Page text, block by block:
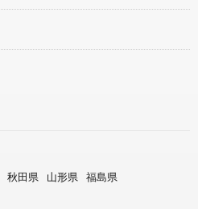
秋田県 山形県
福島県